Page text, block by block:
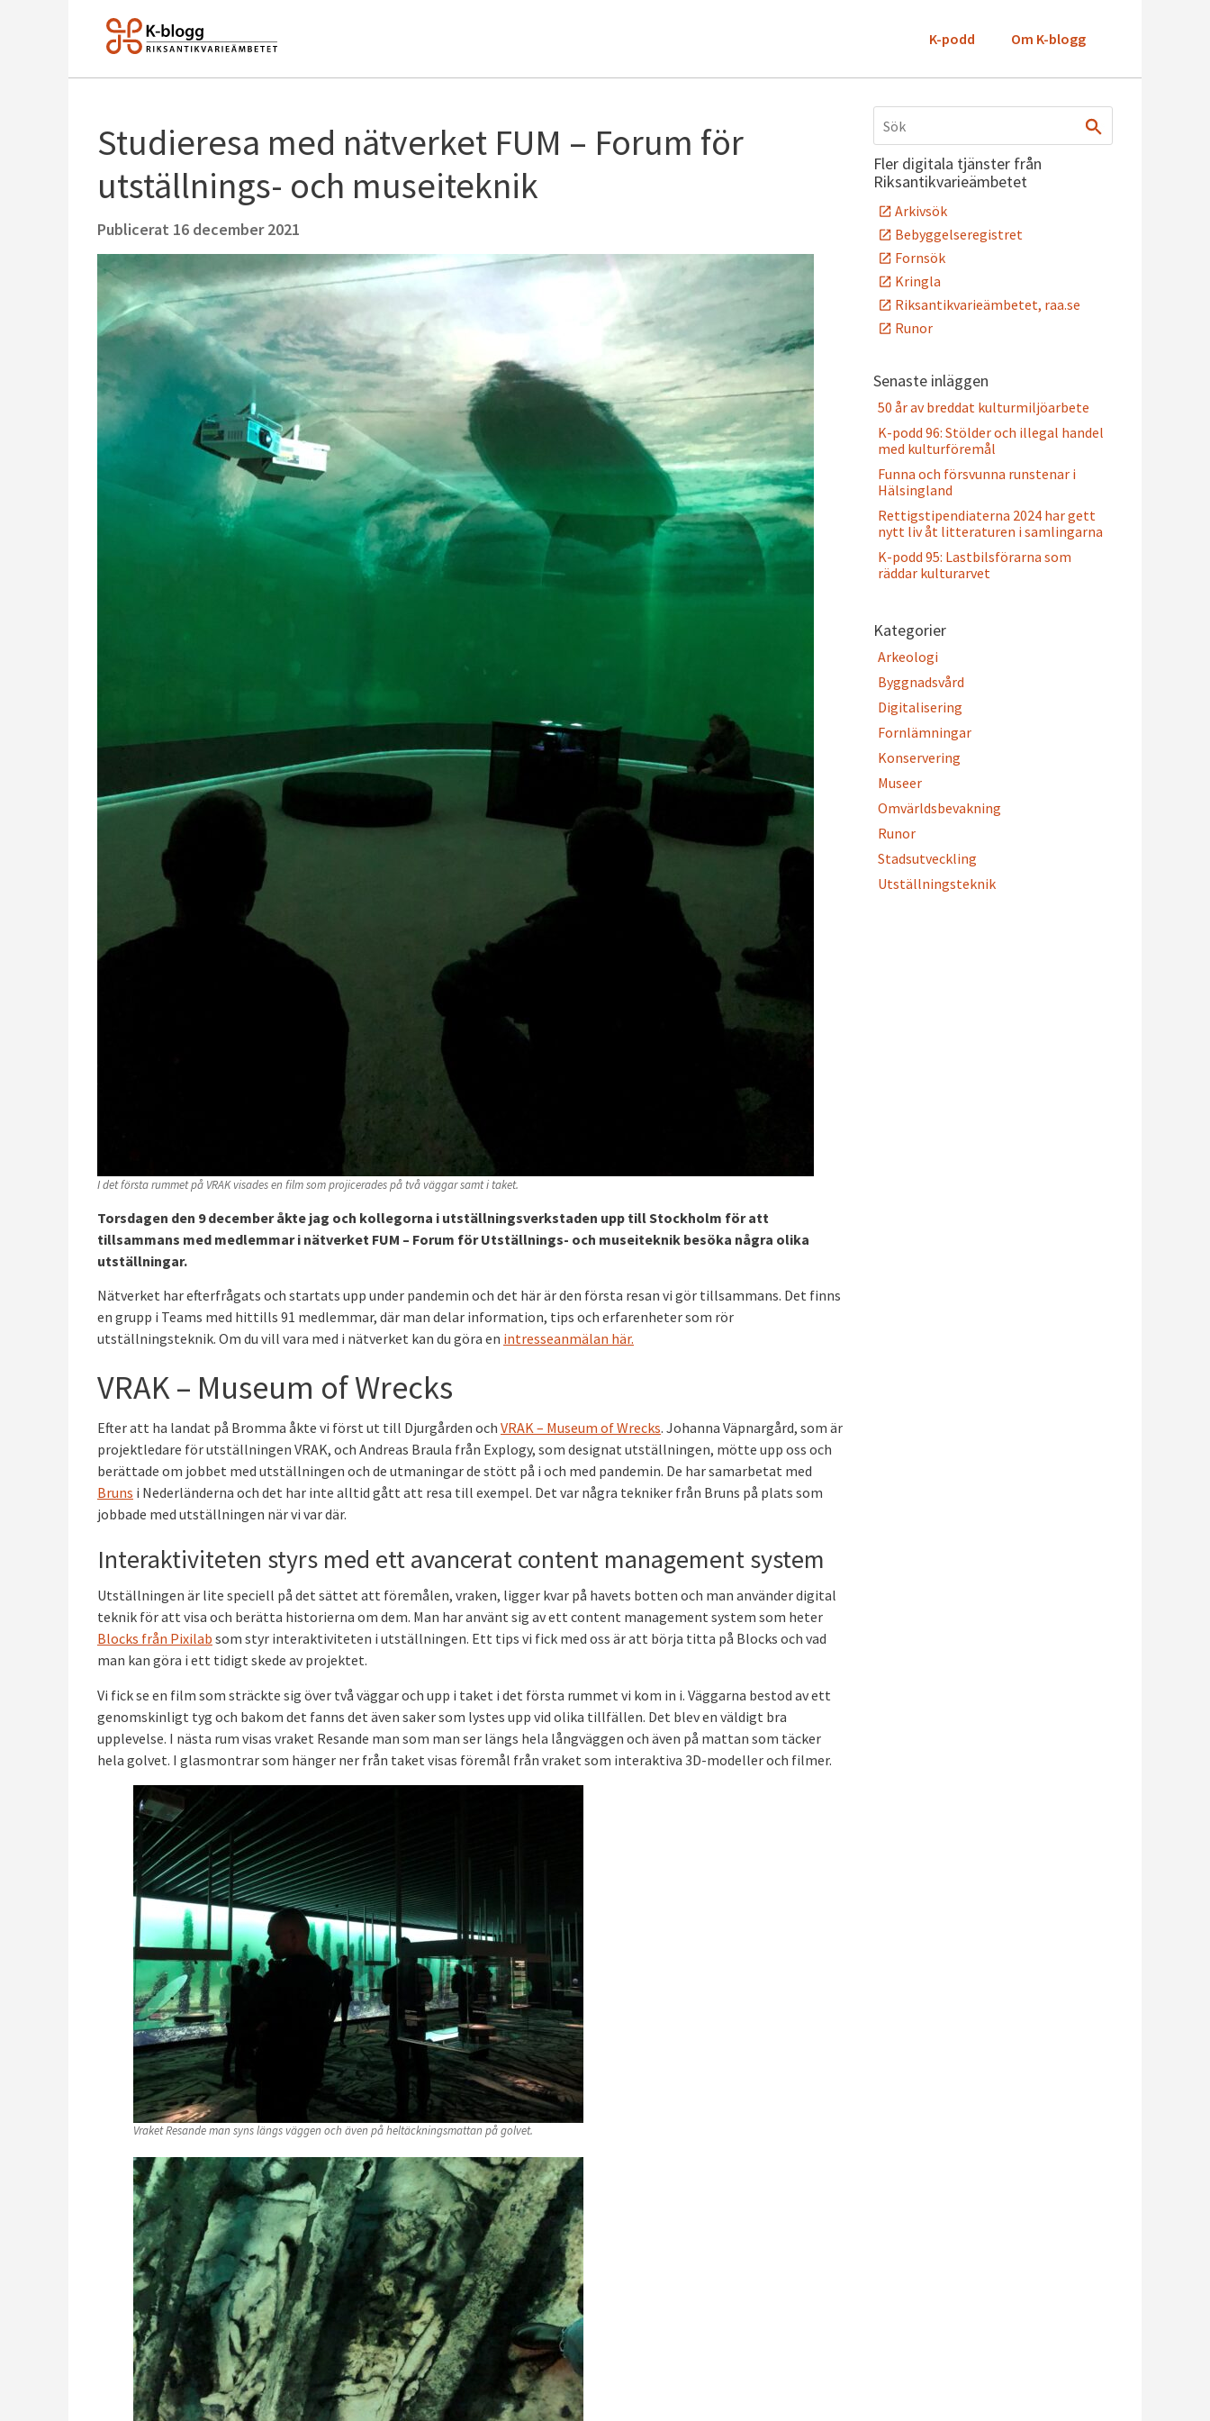
K-podd Om K-blogg
Studieresa med nätverket FUM – Forum för
utställnings- och museiteknik
Publicerat 16 december 2021
I det första rummet på VRAK visades en film som projicerades på två väggar samt i taket.
Torsdagen den 9 december åkte jag och kollegorna i utställningsverkstaden upp till Stockholm för att
tillsammans med medlemmar i nätverket FUM – Forum för Utställnings- och museiteknik besöka några olika
utställningar.
Nätverket har efterfrågats och startats upp under pandemin och det här är den första resan vi gör tillsammans. Det finns
en grupp i Teams med hittills 91 medlemmar, där man delar information, tips och erfarenheter som rör
utställningsteknik. Om du vill vara med i nätverket kan du göra en intresseanmälan här.
VRAK – Museum of Wrecks
Efter att ha landat på Bromma åkte vi först ut till Djurgården och VRAK – Museum of Wrecks. Johanna Väpnargård, som är
projektledare för utställningen VRAK, och Andreas Braula från Explogy, som designat utställningen, mötte upp oss och
berättade om jobbet med utställningen och de utmaningar de stött på i och med pandemin. De har samarbetat med
Bruns i Nederländerna och det har inte alltid gått att resa till exempel. Det var några tekniker från Bruns på plats som
jobbade med utställningen när vi var där.
Interaktiviteten styrs med ett avancerat content management system
Utställningen är lite speciell på det sättet att föremålen, vraken, ligger kvar på havets botten och man använder digital
teknik för att visa och berätta historierna om dem. Man har använt sig av ett content management system som heter
Blocks från Pixilab som styr interaktiviteten i utställningen. Ett tips vi fick med oss är att börja titta på Blocks och vad
man kan göra i ett tidigt skede av projektet.
Vi fick se en film som sträckte sig över två väggar och upp i taket i det första rummet vi kom in i. Väggarna bestod av ett
genomskinligt tyg och bakom det fanns det även saker som lystes upp vid olika tillfällen. Det blev en väldigt bra
upplevelse. I nästa rum visas vraket Resande man som man ser längs hela långväggen och även på mattan som täcker
hela golvet. I glasmontrar som hänger ner från taket visas föremål från vraket som interaktiva 3D-modeller och filmer.
Vraket Resande man syns längs väggen och även på heltäckningsmattan på golvet.
Fler digitala tjänster från
Riksantikvarieämbetet
Arkivsök
Bebyggelseregistret
Fornsök
Kringla
Riksantikvarieämbetet, raa.se
Runor
Senaste inläggen
50 år av breddat kulturmiljöarbete
K-podd 96: Stölder och illegal handel
med kulturföremål
Funna och försvunna runstenar i
Hälsingland
Rettigstipendiaterna 2024 har gett
nytt liv åt litteraturen i samlingarna
K-podd 95: Lastbilsförarna som
räddar kulturarvet
Kategorier
Arkeologi
Byggnadsvård
Digitalisering
Fornlämningar
Konservering
Museer
Omvärldsbevakning
Runor
Stadsutveckling
Utställningsteknik